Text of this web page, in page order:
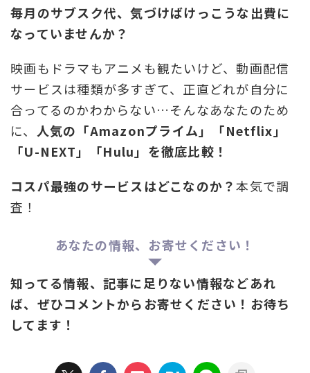
毎月のサブスク代、気づけばけっこうな出費に
なっていませんか？
映画もドラマもアニメも観たいけど、動画配信
サービスは種類が多すぎて、正直どれが自分に
合ってるのかわからない…そんなあなたのため
に、 人気の「Amazonプライム」「Netflix」
「U-NEXT」「Hulu」を徹底比較！
コスパ最強のサービスはどこなのか？本気で調
査！
あなたの情報、お寄せください！
知ってる情報、記事に足りない情報などあれ
ば、ぜひコメントからお寄せください！お待ち
してます！